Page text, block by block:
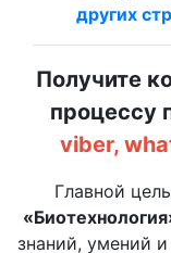
других
Получите
процессу
viber,
Главной
знаний, умений